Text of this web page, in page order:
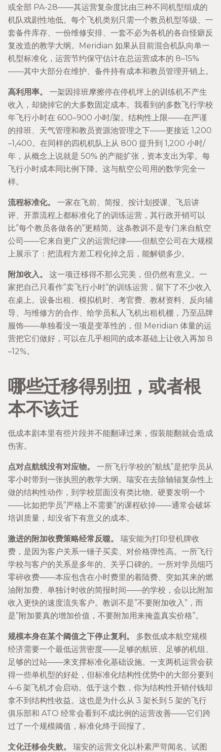
或全部 PA-28——其运营复杂度比由三种不同机型组成的
机队戏剧性地低。每个飞机类别只需一个教员机型等级、一
套备件库存、一份维修安排、一套不必为各机的各自怪癖反
复改造的教学大纲。Meridian 如果从目前混合机队向单一
机型标准化，运营节约保守估计在总运营成本的 8–15%
——其中大部分在维护、备件持有成本和教员管理开销上。
高利用率。
一架因排班摩擦停在停机坪上的训练机不产生
收入，却烧掉它的大多数固定成本。我看到的多数飞行学校
年飞行小时在 600–900 小时/架。结构性上限——在严谨
的排班、天气管理和教员资源池管理之下——更接近 1,200
–1,400。在同样的四机机队上从 800 提升到 1,200 小时/
年，从概念上说就是 50% 的产能扩张，资本支出为零。每
飞行小时成本同比例下降。这与航空公司用的数学完全一
样。
流程标准化。
一家在飞前、简报、按计划授课、飞后讲
评、开票流程上都标准化了的训练运营，其行政开销可以
比”每个教员各做各的”更精简。这条教训不是专门来自航空
公司——它来自更广义的运营纪律——但航空公司在大规模
上展示了：把流程方差工程化掉之后，能解锁多少。
附加收入。
这一项迁移得不那么完美，但仍然有意义。一
家把自己只看作”卖飞行小时”的训练运营，留下了不少收入
在桌上。设备出租、模拟机时、考官费、教材资料、反向辅
导、与维修方的合作、给学员私人飞机出租机棚，乃至品牌
服饰——单独看没一项是变革性的，但 Meridian 体量的运
营把它们做好，可以在几乎相同的成本基础上让收入再加 8
–12%。
哪些迁移得别扭，或者根
本不该迁
低成本剧本里有些片段并不能翻译过来，假装能翻就会造成
伤害。
点对点航线没有对应物。
一所飞行学校的”航线”是把学员从
零小时带到一张执照的教学大纲。瑞安在去除轴辐复杂性上
做的结构性动作，到学校层面没有类比物。硬要发明一个
——比如把学员”严格上不需要”的课程砍掉——通常会破坏
培训质量，却没省下有意义的成本。
激进的附加收费策略经常反噬。
瑞安能为打印登机牌收
费，是因为客户关系一锤子买卖、对价格弹性高。一所飞行
学校与客户的关系是多年的、关乎口碑的。一所对学员细巧
零碎收费——本应包含在小时费里的着陆费、突如其来的燃
油附加费、单独计时收的简报时间——的学校，会以比附加
收入更快的速度流失客户。教训不是”不要附加收入”，而
是”附加要真的增加价值，不要附加用来掩盖真实价格”。
规模本身在某个阈值之下停止复利。
多数低成本航空规模
经济需要一个最低运营密度——足够的航班、足够的机组、
足够的过站——来支撑标准化基础设施。一支两机运营会获
得一些单机型的好处，但标准化结构性优势中的大部分要到
4–6 架飞机才会启动。低于这个数，你为结构性开销付钱却
拿不到结构性收益。这也是为什么从 3 架长到 5 架的飞行
俱乐部和 ATO 经常会看到不成比例的运营改善——它们跨
过了一个规模阈值，标准化终于回报了。
文化迁移会失败。
瑞安的运营文化以朴素严苛闻名。试图